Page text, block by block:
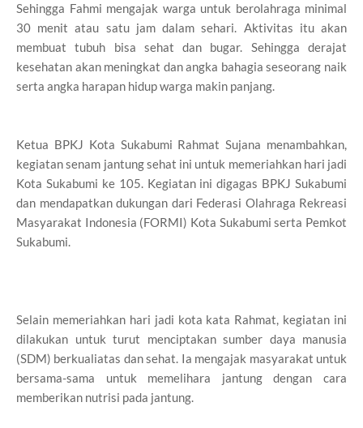
Sehingga Fahmi mengajak warga untuk berolahraga minimal
30 menit atau satu jam dalam sehari. Aktivitas itu akan
membuat tubuh bisa sehat dan bugar. Sehingga derajat
kesehatan akan meningkat dan angka bahagia seseorang naik
serta angka harapan hidup warga makin panjang.
Ketua BPKJ Kota Sukabumi Rahmat Sujana menambahkan,
kegiatan senam jantung sehat ini untuk memeriahkan hari jadi
Kota Sukabumi ke 105. Kegiatan ini digagas BPKJ Sukabumi
dan mendapatkan dukungan dari Federasi Olahraga Rekreasi
Masyarakat Indonesia (FORMI) Kota Sukabumi serta Pemkot
Sukabumi.
Selain memeriahkan hari jadi kota kata Rahmat, kegiatan ini
dilakukan untuk turut menciptakan sumber daya manusia
(SDM) berkualiatas dan sehat. Ia mengajak masyarakat untuk
bersama-sama untuk memelihara jantung dengan cara
memberikan nutrisi pada jantung.